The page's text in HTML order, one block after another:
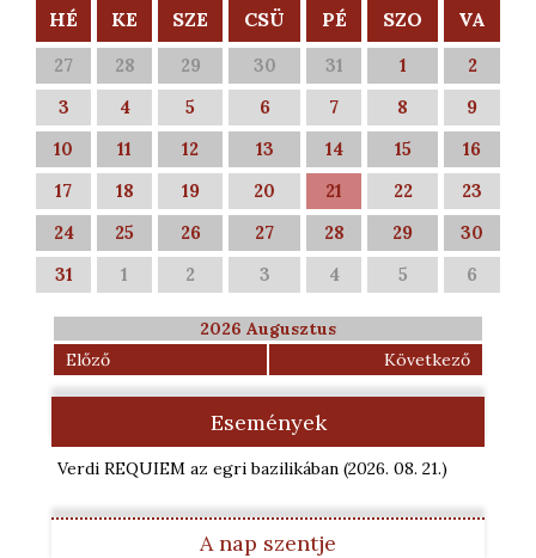
HÉ KE SZE CSÜ PÉ SZO VA
27 28 29 30 31 1
2
3
4 5 6 7 8
9
10
11 12 13 14 15
16
17
18 19 20 21 22
23
24
25 26 27 28 29
30
31
1 2 3 4 5 6
2026 Augusztus
Előző
Következő
Események
Verdi REQUIEM az egri bazilikában (2026. 08. 21.)
A nap szentje